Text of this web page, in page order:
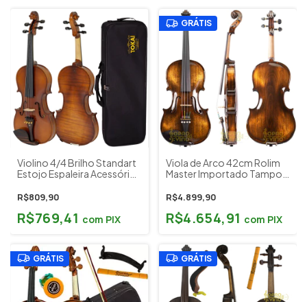
Violino 4/4 Brilho Standart
Estojo Espaleira Acessórios
R$809,90
R$769,41 com PIX
GRÁTIS
Viola de Arco 42cm Rolim
Master Importado Tampo
Envelhecido Brilho c/
R$4.899,90
R$4.654,91 com PIX
GRÁTIS GRÁTIS